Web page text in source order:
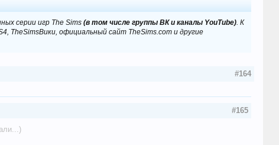
серии игр The Sims (в том числе группы ВК и каналы YouTube). К
TheSimsВики, официальный сайт TheSims.com и другие
#164
#165